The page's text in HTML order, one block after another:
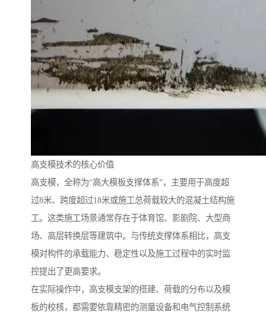
高支模技术的核心价值
高支模，全称为“高大模板支撑体系”，主要用于高度超
过8米、跨度超过18米或施工总荷载较大的混凝土结构施
工。这类施工场景通常存在于体育馆、影剧院、大型商
场、高层转换层等建筑中。与传统支撑体系相比，高支
模对构件的承载能力、稳定性以及施工过程中的实时监
控提出了更高要求。
在实际操作中，高支模支架的搭建、荷载的分布以及模
板的校核，都需要依靠精密的测量设备和电气控制系统